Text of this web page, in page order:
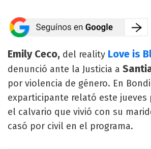
Emily Ceco, del reality Love is
denunció ante la Justicia a
por violencia de género. En
exparticipante relató este jueves
el calvario que vivió con su
casó por civil en el programa.